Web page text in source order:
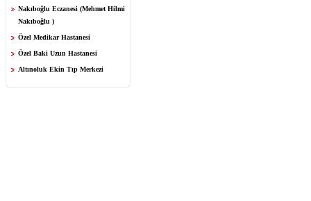
Nakıboğlu Eczanesi (Mehmet Hilmi
Nakıboğlu )
Özel Medikar Hastanesi
Özel Baki Uzun Hastanesi
Altınoluk Ekin Tıp Merkezi